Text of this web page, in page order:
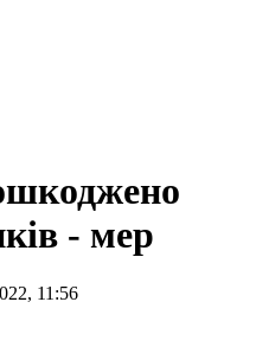
- мер
11:56